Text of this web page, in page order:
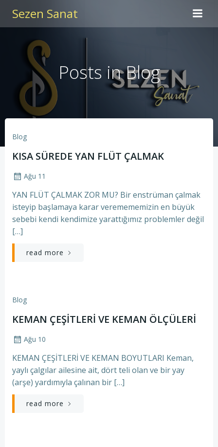
Sezen Sanat
Posts in Blog
Blog
KISA SÜREDE YAN FLÜT ÇALMAK
Ağu 11
YAN FLÜT ÇALMAK ZOR MU? Bir enstrüman çalmak
isteyip başlamaya karar veremememizin en büyük
sebebi kendi kendimize yarattığımız problemler değil
[…]
read more
Blog
KEMAN ÇEŞİTLERİ VE KEMAN ÖLÇÜLERİ
Ağu 10
KEMAN ÇEŞİTLERİ VE KEMAN BOYUTLARI Keman,
yaylı çalgılar ailesine ait, dört teli olan ve bir yay
(arşe) yardımıyla çalınan bir […]
read more